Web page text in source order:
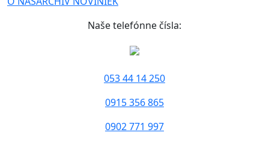
Naše telefónne čísla:
053 44 14 250
0915 356 865
0902 771 997